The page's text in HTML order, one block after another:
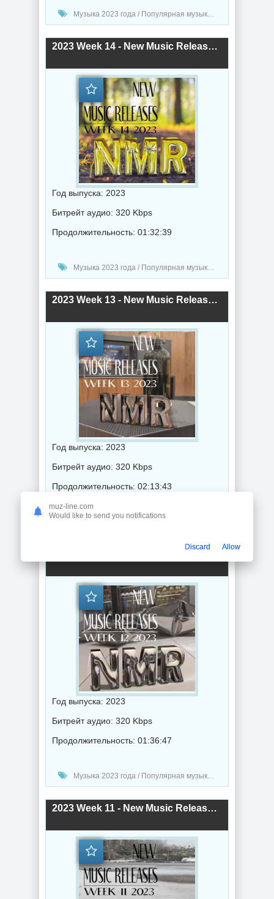
Музыка 2023 года / Популярная музыка / Рок - альтернативная музыка / Электронная музыка / Рэп - хип хоп музыка / Дабстеп музыка / Поп музыка / Танцевальная музыка / Сборник музыка / RnB music / Hip-Hop music
2023 Week 14 - New Music Releases (2023) торрент
Год выпуска: 2023
Битрейт аудио: 320 Kbps
Продолжительность: 01:32:39
Музыка 2023 года / Популярная музыка / Рок - альтернативная музыка / Рэп - хип хоп музыка / Дабстеп музыка / Поп музыка / Танцевальная музыка / Сборник музыка / RnB music / Hip-Hop music
2023 Week 13 - New Music Releases (2023) торрент
Год выпуска: 2023
Битрейт аудио: 320 Kbps
Продолжительность: 02:13:43
Музыка 2023 года / Популярная музыка / Рок - альтернативная музыка / Рэп - хип хоп музыка / Дабстеп музыка / Поп музыка / Танцевальная музыка / Сборник музыка / RnB music / Hip-Hop music
Год выпуска: 2023
Битрейт аудио: 320 Kbps
Продолжительность: 01:36:47
Музыка 2023 года / Популярная музыка / Рок - альтернативная музыка / Электронная музыка / Рэп - хип хоп музыка / Дабстеп музыка / Поп музыка / Танцевальная музыка / Сборник музыка / RnB music / Hip-Hop music
2023 Week 11 - New Music Releases (2023) торрент
muz-line.com
Would like to send you notifications
Discard Allow